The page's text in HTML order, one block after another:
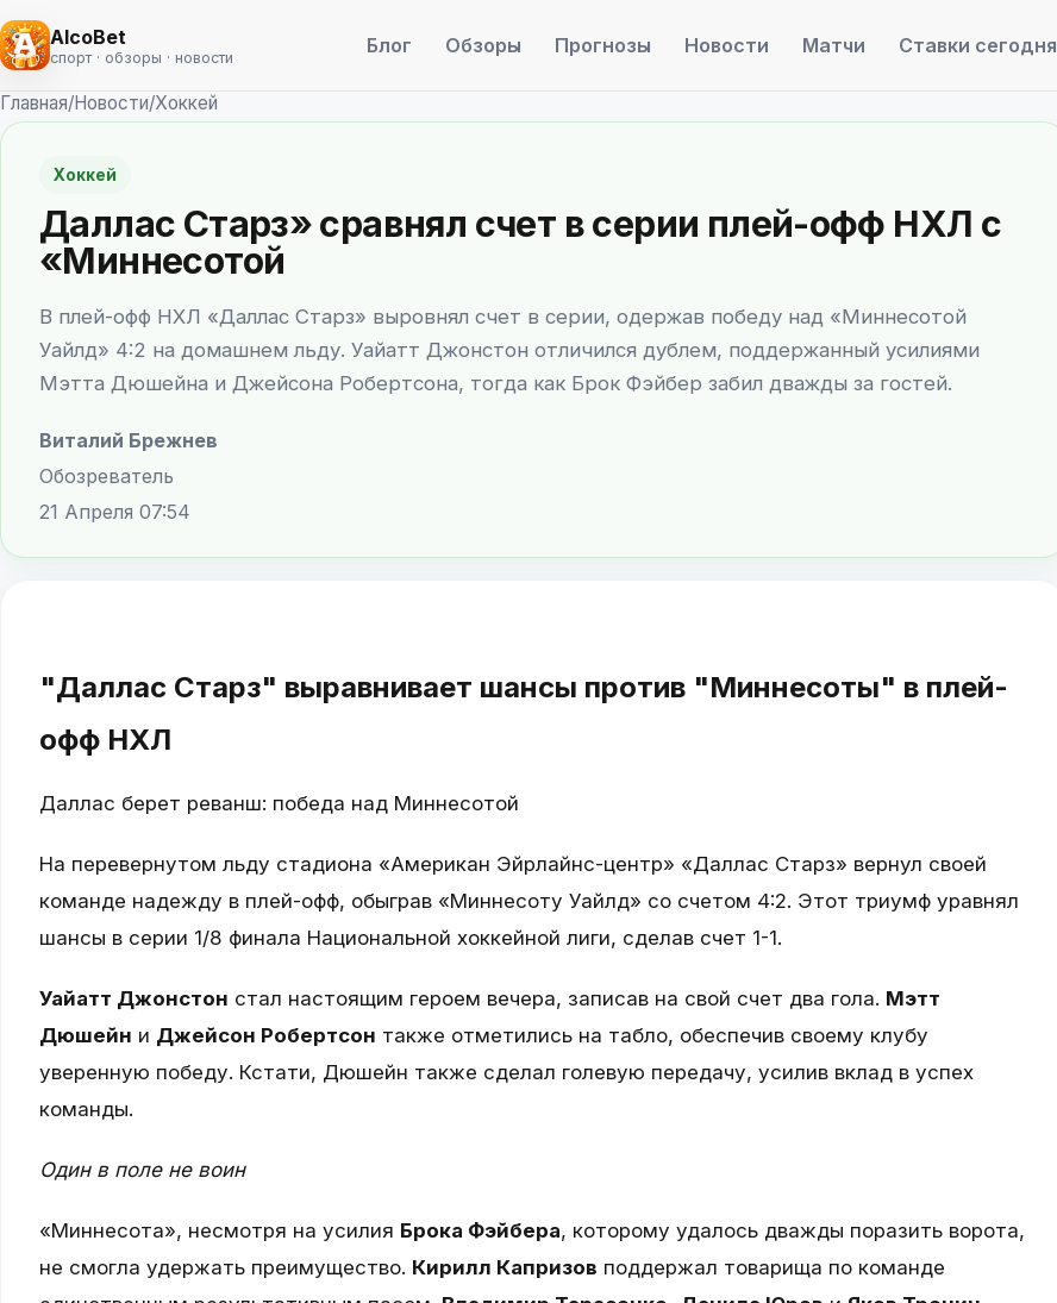
AlcoBet
спорт · обзоры · новости Блог Обзоры Прогнозы Новости Матчи Ставки сегодня
Главная/Новости/Хоккей
Хоккей
Даллас Старз» сравнял счет в серии плей-офф НХЛ с
«Миннесотой
В плей-офф НХЛ «Даллас Старз» выровнял счет в серии, одержав победу над «Миннесотой
Уайлд» 4:2 на домашнем льду. Уайатт Джонстон отличился дублем, поддержанный усилиями
Мэтта Дюшейна и Джейсона Робертсона, тогда как Брок Фэйбер забил дважды за гостей.
Виталий Брежнев
Обозреватель
21 Апреля 07:54
"Даллас Старз" выравнивает шансы против "Миннесоты" в плей-
офф НХЛ
Даллас берет реванш: победа над Миннесотой
На перевернутом льду стадиона «Американ Эйрлайнс-центр» «Даллас Старз» вернул своей
команде надежду в плей-офф, обыграв «Миннесоту Уайлд» со счетом 4:2. Этот триумф уравнял
шансы в серии 1/8 финала Национальной хоккейной лиги, сделав счет 1-1.
Уайатт Джонстон стал настоящим героем вечера, записав на свой счет два гола. Мэтт
Дюшейн и Джейсон Робертсон также отметились на табло, обеспечив своему клубу
уверенную победу. Кстати, Дюшейн также сделал голевую передачу, усилив вклад в успех
команды.
Один в поле не воин
«Миннесота», несмотря на усилия Брока Фэйбера, которому удалось дважды поразить ворота,
не смогла удержать преимущество. Кирилл Капризов поддержал товарища по команде